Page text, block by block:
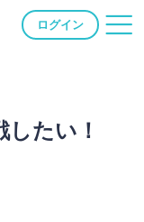
ログイン
したい！